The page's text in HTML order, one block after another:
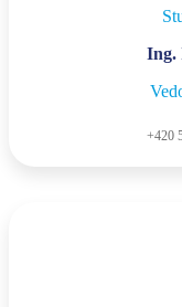
Ing.
+420